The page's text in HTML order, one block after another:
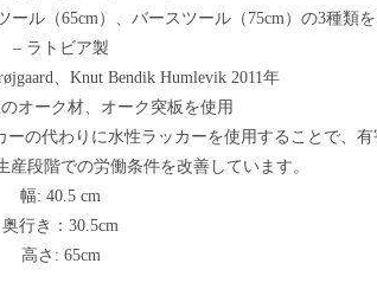
ール（65cm）、バースツール（75cm）の3種類
– ラトビア製
、Knut Bendik Humlevik 2011年
オーク材、オーク突板を使用
の代わりに水性ラッカーを使用することで、
段階での労働条件を改善しています。
幅: 40.5 cm
奥行き：30.5cm
高さ: 65cm